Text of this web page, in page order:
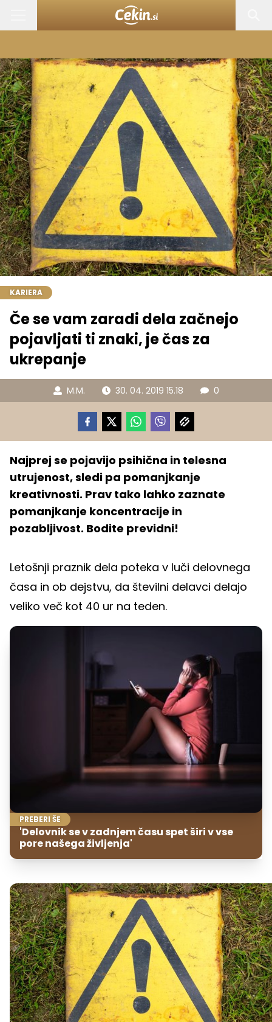
KARIERA
Če se vam zaradi dela začnejo
pojavljati ti znaki, je čas za
ukrepanje
M.M. 30. 04. 2019 15.18 0
Najprej se pojavijo psihična in telesna
utrujenost, sledi pa pomanjkanje
kreativnosti. Prav tako lahko zaznate
pomanjkanje koncentracije in
pozabljivost. Bodite previdni!
Letošnji praznik dela poteka v luči delovnega
časa in ob dejstvu, da številni delavci delajo
veliko več kot 40 ur na teden.
PREBERI ŠE
'Delovnik se v zadnjem času spet širi v vse
pore našega življenja'